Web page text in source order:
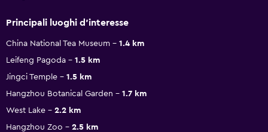
Principali luoghi d'interesse
China National Tea Museum
1.4 km
Leifeng Pagoda
1.5 km
Jingci Temple
1.5 km
Hangzhou Botanical Garden
1.7 km
West Lake
2.2 km
Hangzhou Zoo
2.5 km